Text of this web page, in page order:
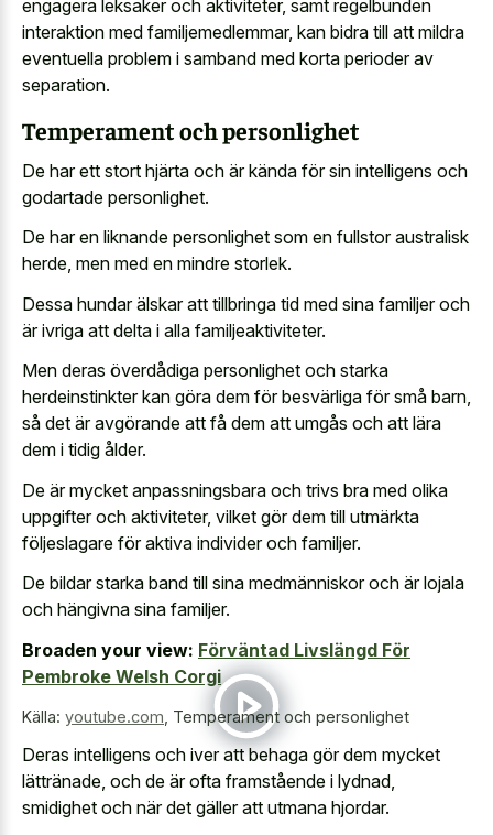
engagera leksaker och aktiviteter, samt regelbunden
interaktion med familjemedlemmar, kan bidra till att mildra
eventuella problem i samband med korta perioder av
separation.
Temperament och personlighet
De har ett stort hjärta och är kända för sin intelligens och
godartade personlighet.
De har en liknande personlighet som en fullstor australisk
herde, men med en mindre storlek.
Dessa hundar älskar att tillbringa tid med sina familjer och
är ivriga att delta i alla familjeaktiviteter.
Men deras överdådiga personlighet och starka
herdeinstinkter kan göra dem för besvärliga för små barn,
så det är avgörande att få dem att umgås och att lära
dem i tidig ålder.
De är mycket anpassningsbara och trivs bra med olika
uppgifter och aktiviteter, vilket gör dem till utmärkta
följeslagare för aktiva individer och familjer.
De bildar starka band till sina medmänniskor och är lojala
och hängivna sina familjer.
Broaden your view: Förväntad Livslängd För
Pembroke Welsh Corgi
Källa: youtube.com Temperament och personlighet
Deras intelligens och iver att behaga gör dem mycket
lättränade, och de är ofta framstående i lydnad,
smidighet och när det gäller att utmana hjordar.